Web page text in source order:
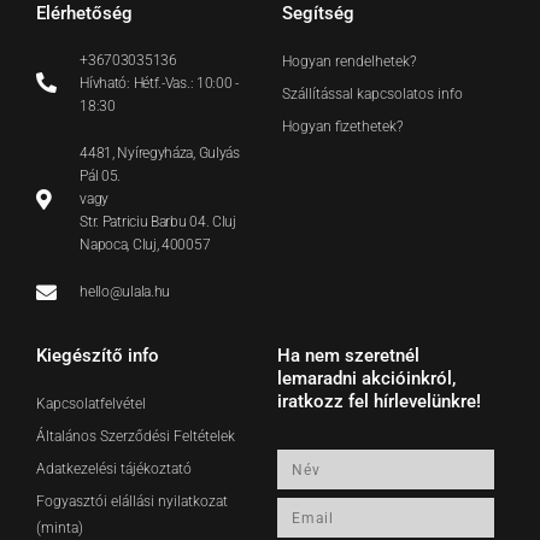
Elérhetőség
+36703035136
Hívható: Hétf.-Vas.: 10:00 -
18:30
4481, Nyíregyháza, Gulyás
Pál 05.
vagy
Str. Patriciu Barbu 04. Cluj
Napoca, Cluj, 400057
hello@ulala.hu
Segítség
Hogyan rendelhetek?
Szállítással kapcsolatos info
Hogyan fizethetek?
Kiegészítő info
Kapcsolatfelvétel
Általános Szerződési Feltételek
Adatkezelési tájékoztató
Fogyasztói elállási nyilatkozat
(minta)
Ha nem szeretnél
lemaradni akcióinkról,
iratkozz fel hírlevelünkre!